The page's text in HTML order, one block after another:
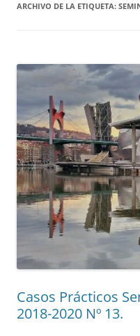
ARCHIVO DE LA ETIQUETA:
Casos Prácticos
2018-2020 Nº 13.